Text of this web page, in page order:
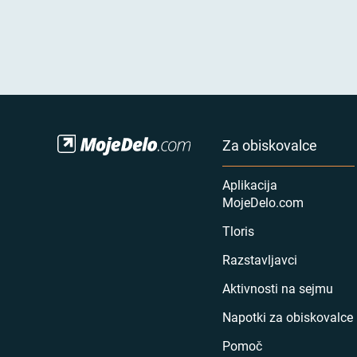
Za obiskovalce
Aplikacija
MojeDelo.com
Tloris
Razstavljavci
Aktivnosti na sejmu
Napotki za obiskovalce
Pomoč